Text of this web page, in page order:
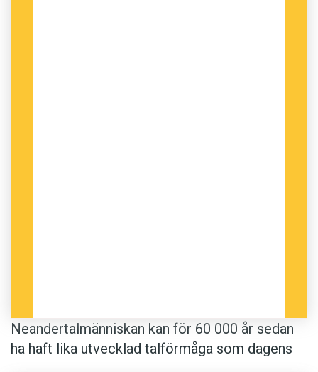
Neandertalmänniskan kan för 60 000 år sedan
ha haft lika utvecklad talförmåga som dagens